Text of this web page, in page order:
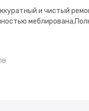
и чистый
кухня